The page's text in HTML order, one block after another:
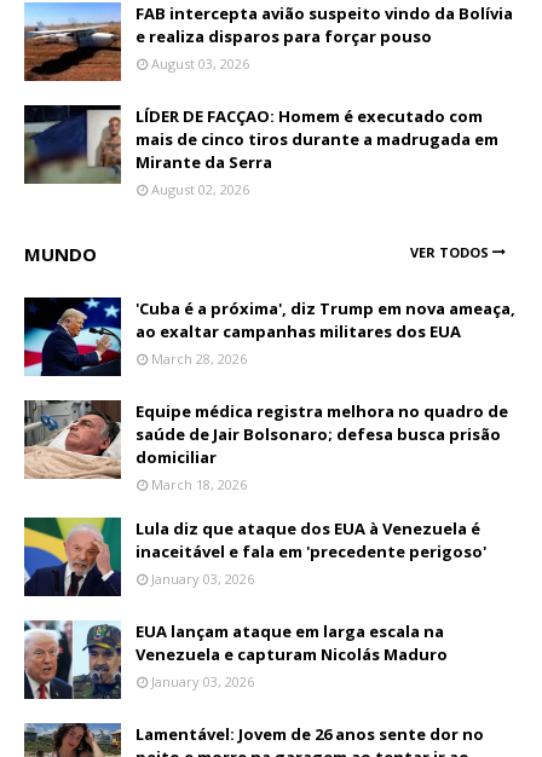
FAB intercepta avião suspeito vindo da Bolívia
e realiza disparos para forçar pouso
August 03, 2026
LÍDER DE FACÇAO: Homem é executado com
mais de cinco tiros durante a madrugada em
Mirante da Serra
August 02, 2026
MUNDO VER TODOS
'Cuba é a próxima', diz Trump em nova ameaça,
ao exaltar campanhas militares dos EUA
March 28, 2026
Equipe médica registra melhora no quadro de
saúde de Jair Bolsonaro; defesa busca prisão
domiciliar
March 18, 2026
Lula diz que ataque dos EUA à Venezuela é
inaceitável e fala em 'precedente perigoso'
January 03, 2026
EUA lançam ataque em larga escala na
Venezuela e capturam Nicolás Maduro
January 03, 2026
Lamentável: Jovem de 26 anos sente dor no